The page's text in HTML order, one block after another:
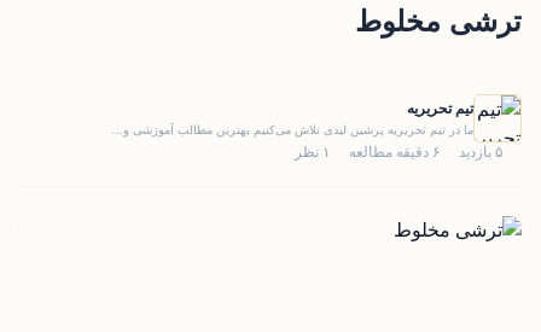
ترشی مخلوط
تیم تحریریه
ما در تیم تحریریه پرشین لیدی تلاش می‌کنیم بهترین مطالب آموزشی و…
۵ بازدید ۶ دقیقه مطالعه ۱ نظر